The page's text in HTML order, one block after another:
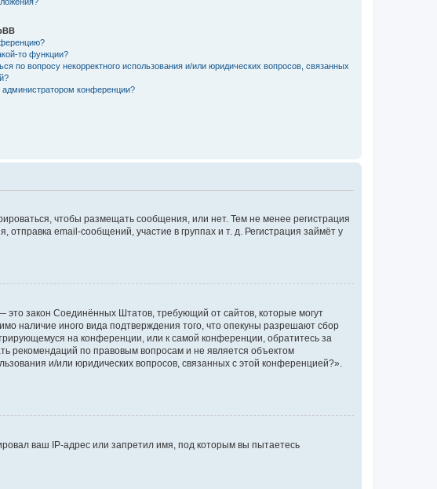
то функции?
по вопросу некорректного использования и/или юридических вопросов, связанных
администратором конференции?
чтобы размещать сообщения, или нет. Тем не менее регистрация
email-сообщений, участие в группах и т. д. Регистрация займёт у
это закон Соединённых Штатов, требующий от сайтов, которые могут
наличие иного вида подтверждения того, что опекуны разрешают сбор
на конференции, или к самой конференции, обратитесь за
рекомендаций по правовым вопросам и не является объектом
и/или юридических вопросов, связанных с этой конференцией?».
ваш IP-адрес или запретил имя, под которым вы пытаетесь